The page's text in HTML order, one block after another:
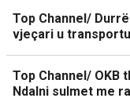
Top Channel/
vjeçari u
Top Channel/
Ndalni sulmet me